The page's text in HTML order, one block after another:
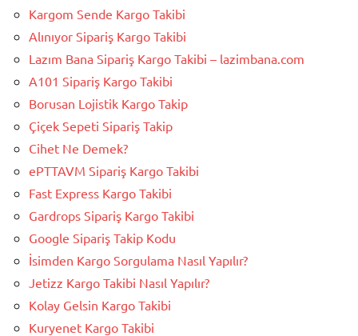
Kargom Sende Kargo Takibi
Alınıyor Sipariş Kargo Takibi
Lazım Bana Sipariş Kargo Takibi – lazimbana.com
A101 Sipariş Kargo Takibi
Borusan Lojistik Kargo Takip
Çiçek Sepeti Sipariş Takip
Cihet Ne Demek?
ePTTAVM Sipariş Kargo Takibi
Fast Express Kargo Takibi
Gardrops Sipariş Kargo Takibi
Google Sipariş Takip Kodu
İsimden Kargo Sorgulama Nasıl Yapılır?
Jetizz Kargo Takibi Nasıl Yapılır?
Kolay Gelsin Kargo Takibi
Kuryenet Kargo Takibi